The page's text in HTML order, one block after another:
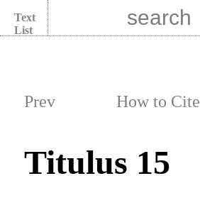
Text
List
Prev How to Cite
Titulus 15